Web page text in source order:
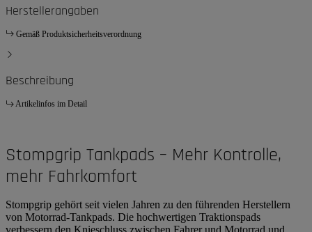
Herstellerangaben
Gemäß Produktsicherheitsverordnung
Beschreibung
Artikelinfos im Detail
Stompgrip Tankpads – Mehr Kontrolle,
mehr Fahrkomfort
Stompgrip gehört seit vielen Jahren zu den führenden Herstellern
von Motorrad-Tankpads. Die hochwertigen Traktionspads
verbessern den Knieschluss zwischen Fahrer und Motorrad und